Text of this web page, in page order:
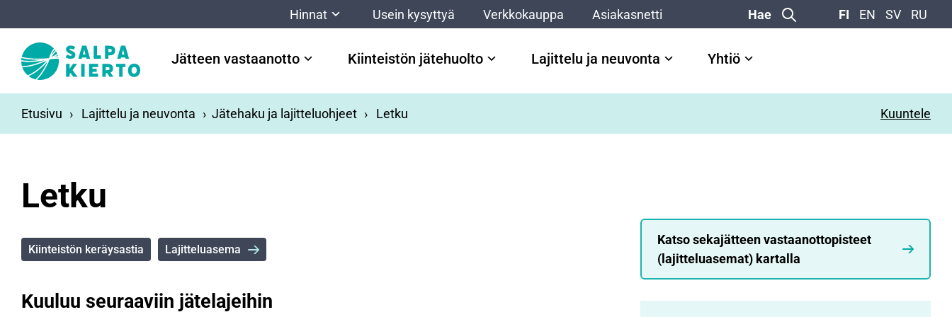
Hinnat Usein kysyttyä Verkkokauppa Asiakasnetti Hae FI EN SV RU
Jätteen vastaanotto Kiinteistön jätehuolto Lajittelu ja neuvonta Yhtiö
Etusivu Lajittelu ja neuvonta Jätehaku ja lajitteluohjeet Letku Kuuntele
Letku
Kiinteistön keräysastia Lajitteluasema
Kuuluu seuraaviin jätelajeihin
Katso sekajätteen vastaanottopisteet
(lajitteluasemat) kartalla